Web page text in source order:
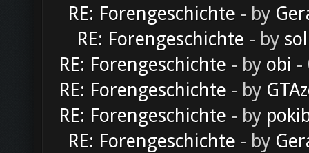
RE: Forengeschichte - by
RE: Forengeschichte - by
RE: Forengeschichte - by obi -
RE: Forengeschichte - by
RE: Forengeschichte - by
RE: Forengeschichte - by